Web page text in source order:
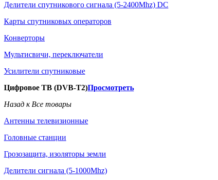
Делители спутникового сигнала (5-2400Mhz) DC
Карты спутниковых операторов
Конверторы
Мультисвичи, переключатели
Усилители спутниковые
Цифровое ТВ (DVB-T2)Просмотреть
Назад к Все товары
Антенны телевизионные
Головные станции
Грозозащита, изоляторы земли
Делители сигнала (5-1000Mhz)